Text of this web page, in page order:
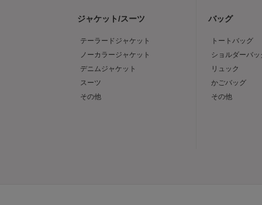
ジャケット/スーツ
テーラードジャケット
ノーカラージャケット
デニムジャケット
スーツ
その他
バッグ
トートバッグ
ショルダーバッ
リュック
かごバッグ
その他